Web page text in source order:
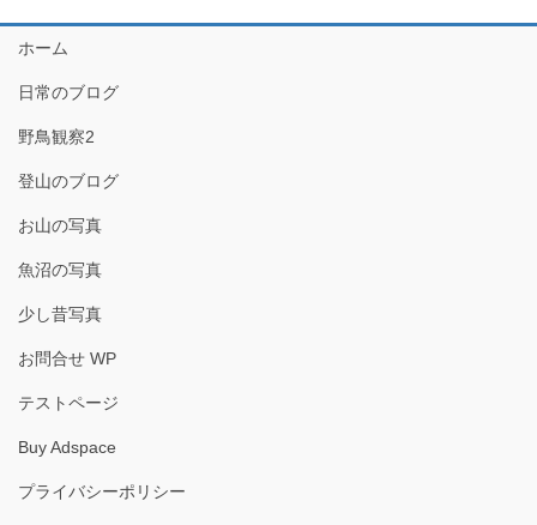
ホーム
日常のブログ
野鳥観察2
登山のブログ
お山の写真
魚沼の写真
少し昔写真
お問合せ WP
テストページ
Buy Adspace
プライバシーポリシー